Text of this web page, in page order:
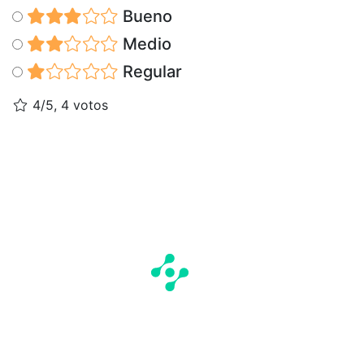
Bueno
Medio
Regular
4/5, 4 votos